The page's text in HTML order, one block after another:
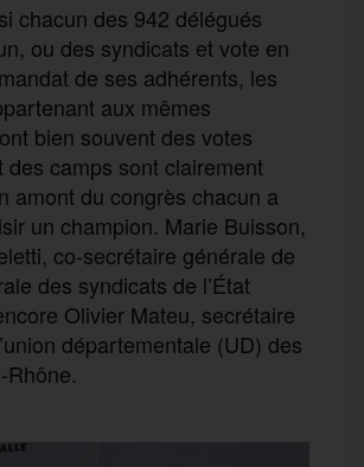
chacun des 942 délégués
ou des syndicats et vote en
de ses adhérents, les
aux mêmes
bien souvent des votes
des camps sont clairement
amont du congrès chacun a
un champion. Marie Buisson,
co-secrétaire générale de
des syndicats de l’État
Olivier Mateu, secrétaire
départementale (UD) des
Rhône.